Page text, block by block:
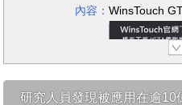
內容： WinsTouch
研究人員發現被應用在逾10